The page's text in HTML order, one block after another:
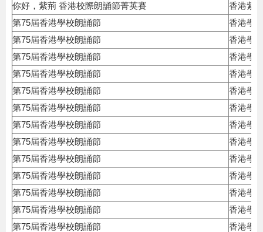
你好，紫荊 香港校際朗誦節菁英賽
香港紫
第75屆香港學校朗誦節
香港學
第75屆香港學校朗誦節
香港學
第75屆香港學校朗誦節
香港學
第75屆香港學校朗誦節
香港學
第75屆香港學校朗誦節
香港學
第75屆香港學校朗誦節
香港學
第75屆香港學校朗誦節
香港學
第75屆香港學校朗誦節
香港學
第75屆香港學校朗誦節
香港學
第75屆香港學校朗誦節
香港學
第75屆香港學校朗誦節
香港學
第75屆香港學校朗誦節
香港學
第75屆香港學校朗誦節
香港學